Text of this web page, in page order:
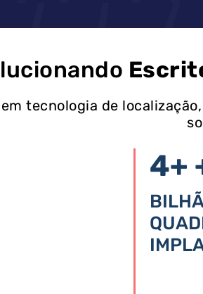
tecnologia de
4+